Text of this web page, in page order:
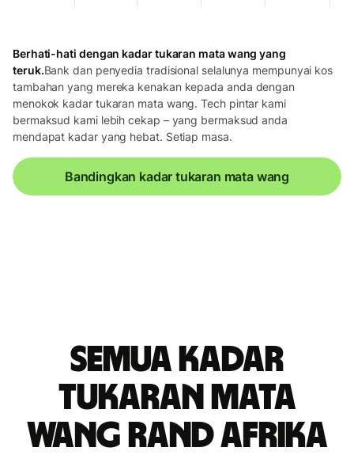
Berhati-hati dengan kadar tukaran mata wang yang
teruk.Bank dan penyedia tradisional selalunya mempunyai kos
tambahan yang mereka kenakan kepada anda dengan
menokok kadar tukaran mata wang. Tech pintar kami
bermaksud kami lebih cekap – yang bermaksud anda
mendapat kadar yang hebat. Setiap masa.
Bandingkan kadar tukaran mata wang
Semua Kadar
Tukaran Mata
Wang rand Afrika